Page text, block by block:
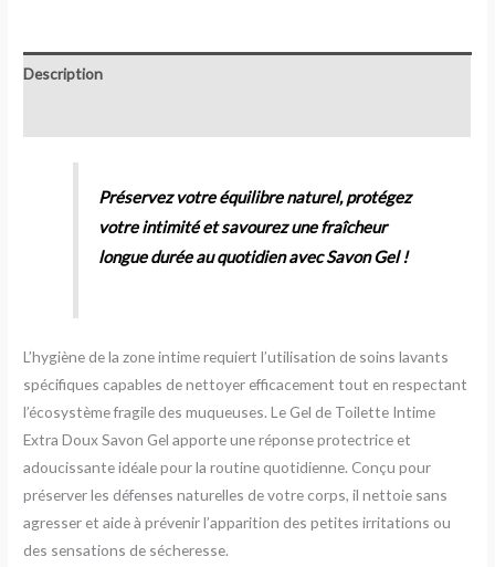
Description
Préservez votre équilibre naturel, protégez
votre intimité et savourez une fraîcheur
longue durée au quotidien avec Savon Gel !
L’hygiène de la zone intime requiert l’utilisation de soins lavants
spécifiques capables de nettoyer efficacement tout en respectant
l’écosystème fragile des muqueuses. Le Gel de Toilette Intime
Extra Doux Savon Gel apporte une réponse protectrice et
adoucissante idéale pour la routine quotidienne. Conçu pour
préserver les défenses naturelles de votre corps, il nettoie sans
agresser et aide à prévenir l’apparition des petites irritations ou
des sensations de sécheresse.